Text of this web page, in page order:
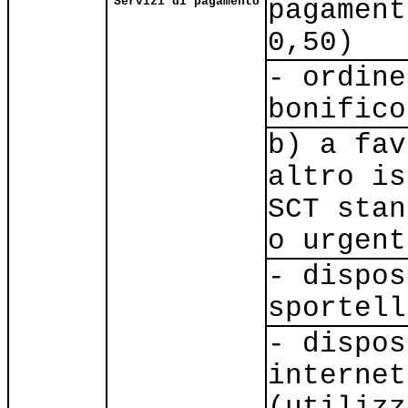
0,50)
- ordine
bonifico
b) a
altro
SCT
o
-
-
internet